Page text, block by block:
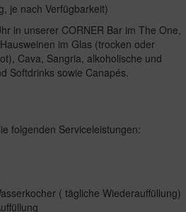
je nach Verfügbarkeit)
in unserer CORNER Bar im The One,
im Glas (trocken oder
Cava, Sangria, alkoholische und
Softdrinks sowie Canapés.
folgenden Serviceleistungen:
( tägliche Wiederauffüllung)